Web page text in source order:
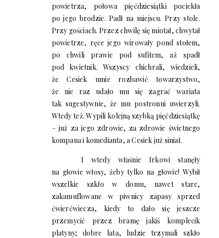
powietrza, połowa pięćdziesiątki pociekła
po jego brodzie. Padł na miejscu. Przy stole.
Przy gościach. Przez chwilę się miotał, chwytał
powietrze, ręce jego wirowały pond stołem,
po chwili prawie pod sufitem, aż spadł
pod kwietnik. Wszyscy chichrali, wiedzieli,
że Cesiek umie rozbawić towarzystwo,
że nie raz udało mu się zagrać wariata
tak sugestywnie, że mu postronni uwierzyli.
Wtedy też. Wypili kolejną szybką pięćdziesiątkę
– już za jego zdrowie, za zdrowie świetnego
kompana i komedianta, a Cesiek już siniał.
I wtedy właśnie Irkowi stanęły
na głowie włosy, żeby tylko na głowie! Wybił
wszelkie szkło w domu, nawet stare,
zakamuflowane w piwnicy zapasy sprzed
ćwierćwiecza, kiedy to dało się jeszcze
przemycić przez bramę jakiś komplecik
platyny; dobre lata, ludzie trzymali szkło